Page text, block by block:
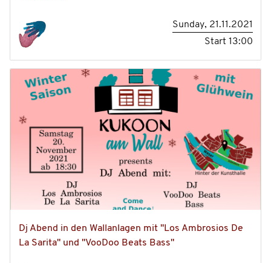
Sunday, 21.11.2021
Start13:00
Dj Abend in den Wallanlagen mit "Los Ambrosios De
La Sarita" und "VooDoo Beats Bass"